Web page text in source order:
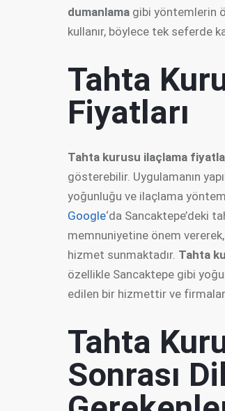
dumanlama gibi yöntemlerin
kullanır, böylece tek seferde
Tahta
Fiyatları
Tahta kurusu ilaçlama
gösterebilir. Uygulamanın
yoğunluğu ve ilaçlama
Google‘da Sancaktepe’deki
memnuniyetine önem
hizmet sunmaktadır. Tahta
özellikle Sancaktepe gibi
edilen bir hizmettir ve
Tahta
Sonrası